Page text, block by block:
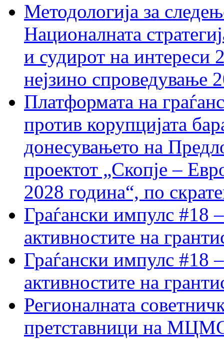
Методологија за
Националната
и судирот на интереси
нејзино спроведување
Платформата на
против корупцијата
донесувањето на
проектот „Скопје –
2028 година“, по
Граѓански импулс #18
активностите на
Граѓански импулс #18
активностите на
Регионалната
претставници на МЦМС